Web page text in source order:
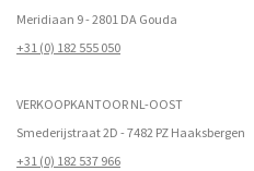
Meridiaan 9 - 2801 DA Gouda
+31 (0) 182 555 050
VERKOOPKANTOOR NL-OOST
Smederijstraat 2D - 7482 PZ Haaksbergen
+31 (0) 182 537 966